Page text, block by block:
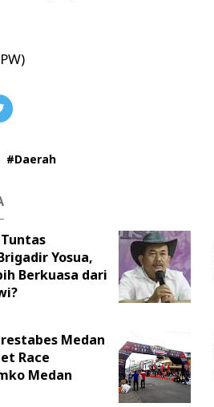
#Daerah
Yosua,
Berkuasa dari
Medan
Race
Medan